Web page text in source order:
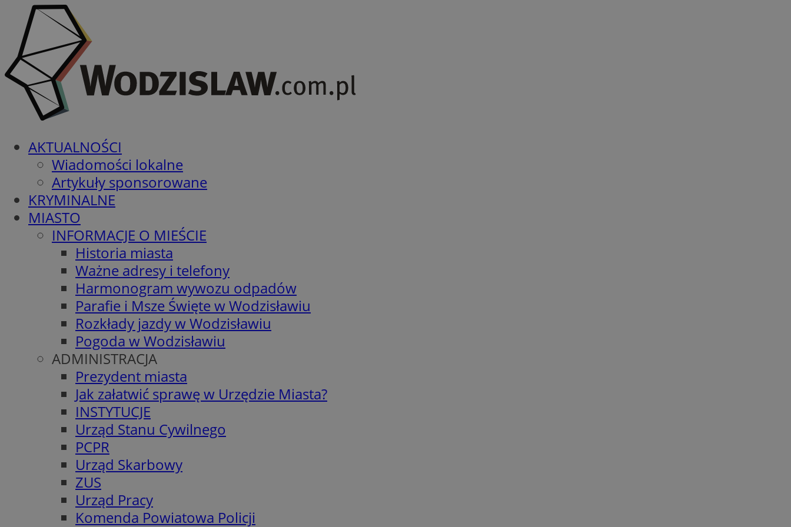
AKTUALNOŚCI
Wiadomości lokalne
Artykuły sponsorowane
KRYMINALNE
MIASTO
INFORMACJE O MIEŚCIE
Historia miasta
Ważne adresy i telefony
Harmonogram wywozu odpadów
Parafie i Msze Święte w Wodzisławiu
Rozkłady jazdy w Wodzisławiu
Pogoda w Wodzisławiu
ADMINISTRACJA
Prezydent miasta
Jak załatwić sprawę w Urzędzie Miasta?
INSTYTUCJE
Urząd Stanu Cywilnego
PCPR
Urząd Skarbowy
ZUS
Urząd Pracy
Komenda Powiatowa Policji